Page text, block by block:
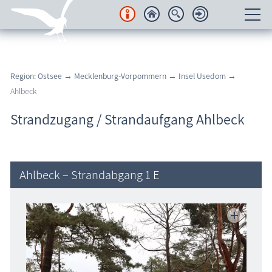
Regionales
Urlaubsorte
Freizeit
Wissenswertes
Veranstaltungen
Blog
Region: Ostsee → Mecklenburg-Vorpommern → Insel Usedom →
Ahlbeck
Strandzugang / Strandaufgang Ahlbeck
Ahlbeck – Strandabgang 1 E